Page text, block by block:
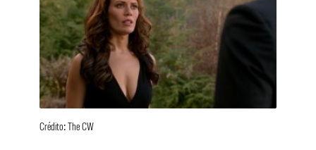
Crédito: The CW